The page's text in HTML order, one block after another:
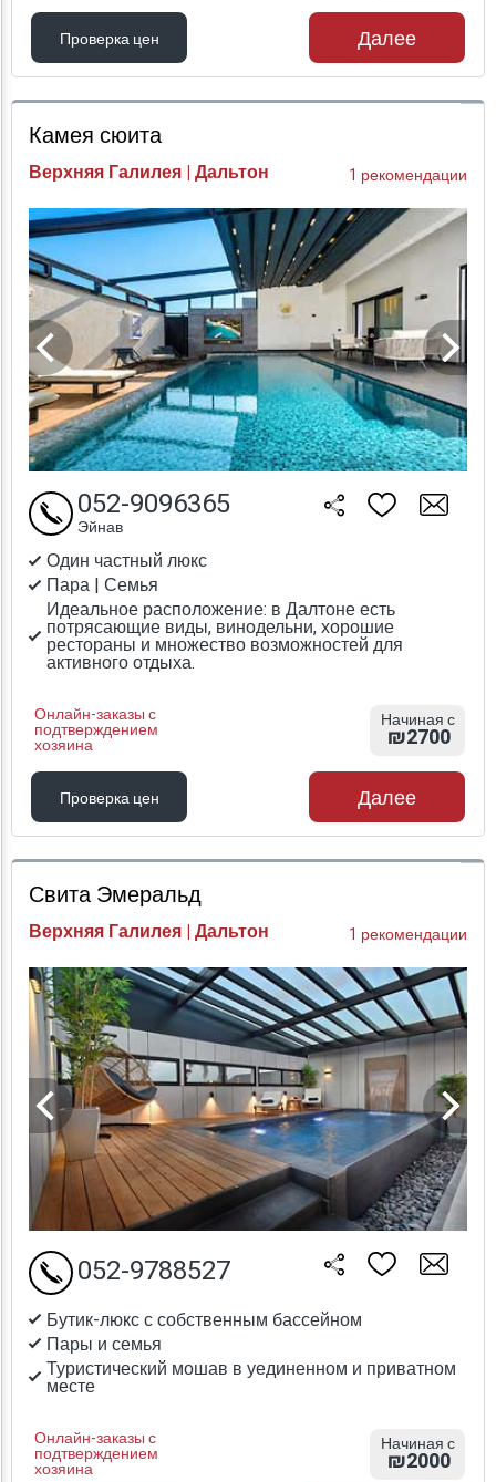
Проверка цен
Проверка цен
Далее
Камея сюита
Верхняя Галилея | Дальтон 1 рекомендации
Один частный люкс
Пара | Семья
Идеальное расположение: в Далтоне есть
потрясающие виды, винодельни, хорошие
рестораны и множество возможностей для
активного отдыха.
Онлайн-заказы с
подтверждением
хозяина
052-9096365
Эйнав
Начиная с
₪2700
Проверка цен
Проверка цен
Далее
Свита Эмеральд
Верхняя Галилея | Дальтон 1 рекомендации
Бутик-люкс с собственным бассейном
Пары и семья
Туристический мошав в уединенном и приватном
месте
Онлайн-заказы с
подтверждением
хозяина
052-9788527
Начиная с
₪2000